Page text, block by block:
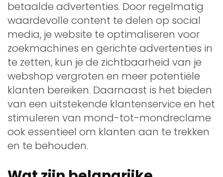
betaalde advertenties. Door regelmatig
waardevolle content te delen op social
media, je website te optimaliseren voor
zoekmachines en gerichte advertenties in
te zetten, kun je de zichtbaarheid van je
webshop vergroten en meer potentiële
klanten bereiken. Daarnaast is het bieden
van een uitstekende klantenservice en het
stimuleren van mond-tot-mondreclame
ook essentieel om klanten aan te trekken
en te behouden.